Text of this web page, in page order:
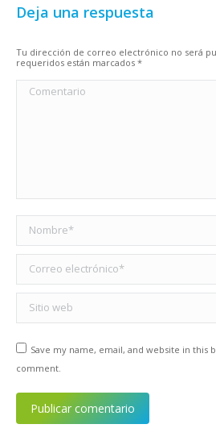
Deja una respuesta
Tu dirección de correo electrónico no será
requeridos están marcados *
Comentario
Nombre *
Correo electrónico *
Sitio web
Save my name, email, and website in this
comment.
Publicar comentario